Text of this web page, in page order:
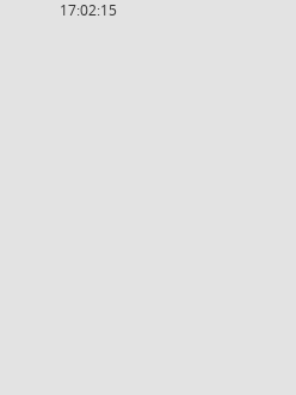
17:02:15